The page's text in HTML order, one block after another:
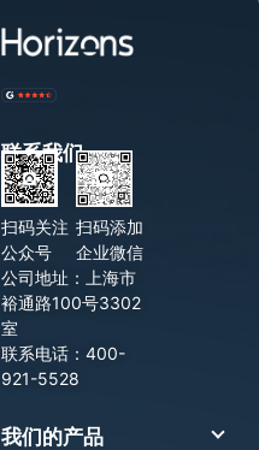
联系我们
扫码关注
公众号
扫码添加
企业微信
公司地址：上海市
裕通路100号3302
室
联系电话：400-
921-5528
我们的产品